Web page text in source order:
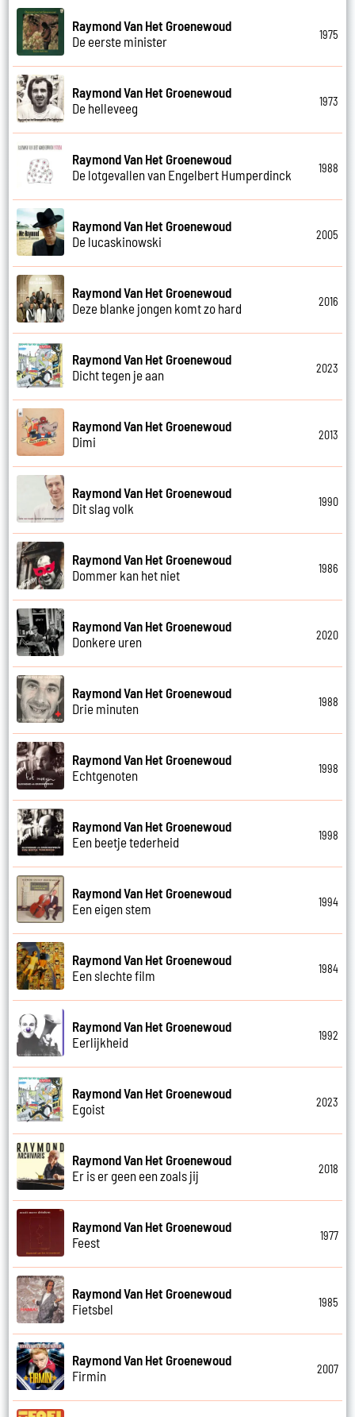
Raymond Van Het Groenewoud
De eerste minister
1975
Raymond Van Het Groenewoud
De helleveeg
1973
Raymond Van Het Groenewoud
De lotgevallen van Engelbert Humperdinck
1988
Raymond Van Het Groenewoud
De lucaskinowski
2005
Raymond Van Het Groenewoud
Deze blanke jongen komt zo hard
2016
Raymond Van Het Groenewoud
Dicht tegen je aan
2023
Raymond Van Het Groenewoud
Dimi
2013
Raymond Van Het Groenewoud
Dit slag volk
1990
Raymond Van Het Groenewoud
Dommer kan het niet
1986
Raymond Van Het Groenewoud
Donkere uren
2020
Raymond Van Het Groenewoud
Drie minuten
1988
Raymond Van Het Groenewoud
Echtgenoten
1998
Raymond Van Het Groenewoud
Een beetje tederheid
1998
Raymond Van Het Groenewoud
Een eigen stem
1994
Raymond Van Het Groenewoud
Een slechte film
1984
Raymond Van Het Groenewoud
Eerlijkheid
1992
Raymond Van Het Groenewoud
Egoist
2023
Raymond Van Het Groenewoud
Er is er geen een zoals jij
2018
Raymond Van Het Groenewoud
Feest
1977
Raymond Van Het Groenewoud
Fietsbel
1985
Raymond Van Het Groenewoud
Firmin
2007